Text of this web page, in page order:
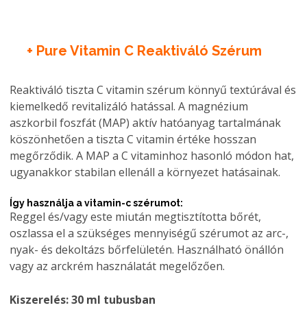
+ Pure Vitamin C ReaktiválóSzérum
Reaktiváló tiszta C vitamin szérum könnyű textúrával és
kiemelkedő revitalizáló hatással. A magnézium
aszkorbil foszfát (MAP) aktív hatóanyag tartalmának
köszönhetően a tiszta C vitamin értéke hosszan
megőrződik. A MAP a C vitaminhoz hasonló módon hat,
ugyanakkor stabilan ellenáll a környezet hatásainak.
Így használja a vitamin-c szérumot:
Reggel és/vagy este miután megtisztította bőrét,
oszlassa el a szükséges mennyiségű szérumot az arc-,
nyak- és dekoltázs bőrfelületén. Használható önállón
vagy az arckrém használatát megelőzően.
Kiszerelés: 30 ml tubusban